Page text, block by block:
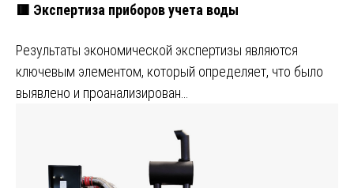
🟥 Экспертиза приборов учета воды
Результаты экономической экспертизы являются
ключевым элементом, который определяет, что было
выявлено и проанализирован…